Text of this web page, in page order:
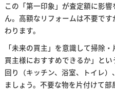
この「第一印象」が査定額に影
ん。高額なリフォームは不要で
わります。
「未来の買主」を意識して掃除
買主様におすすめできるか」と
回り（キッチン、浴室、トイレ
ましょう。不要な物を片付けて